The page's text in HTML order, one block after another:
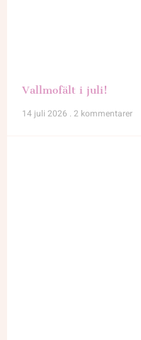
Vallmofält i juli!
14 juli 2026 2 kommentarer